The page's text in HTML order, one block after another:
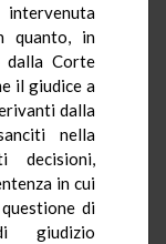
quanto, in
dalla Corte
il giudice a
dalla
nella
decisioni,
in cui
di
giudizio